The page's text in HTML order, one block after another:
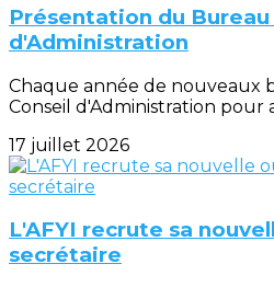
Présentation du
d'Administration
Chaque année de nouveaux
Conseil d'Administration pour
17 juillet 2026
L'AFYI recrute sa
secrétaire